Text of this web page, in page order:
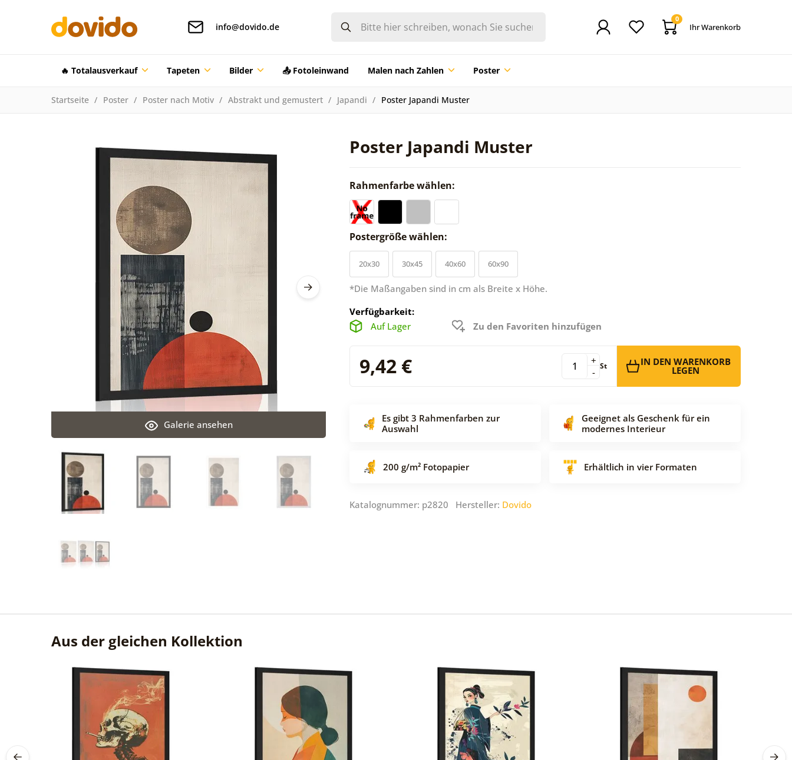
info@dovido.de
0
Ihr Warenkorb
🔥 Totalausverkauf Tapeten Bilder 📤 Fotoleinwand Malen nach Zahlen Poster
Startseite Poster Poster nach Motiv Abstrakt und gemustert Japandi Poster Japandi Muster
Poster Japandi Muster
Galerie ansehen
Rahmenfarbe wählen:
Postergröße wählen:
20x30 30x45 40x60 60x90
*Die Maßangaben sind in cm als Breite x Höhe.
Verfügbarkeit:
Auf Lager
Zu den Favoriten hinzufügen
9,42 € -
+ St IN DEN WARENKORB
LEGEN
Es gibt 3 Rahmenfarben zur
Auswahl
Geeignet als Geschenk für ein
modernes Interieur
200 g/m² Fotopapier Erhältlich in vier Formaten
Katalognummer: p2820 Hersteller: Dovido
Aus der gleichen Kollektion